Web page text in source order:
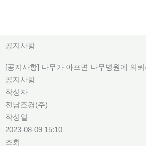
로
뛰
기
공지사항
[공지사항] 나무가 아프면 나무병원에 의
공지사항
작성자
전남조경(주)
작성일
2023-08-09 15:10
조회